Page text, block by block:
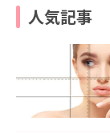
人気記事